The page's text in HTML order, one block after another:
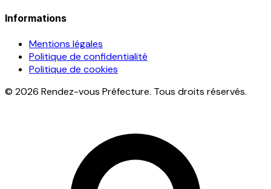
Informations
Mentions légales
Politique de confidentialité
Politique de cookies
© 2026 Rendez-vous Préfecture. Tous droits réservés.